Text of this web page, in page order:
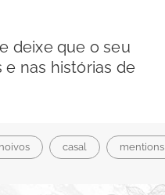
deixe que o seu
nas histórias de
noivos casal mentions